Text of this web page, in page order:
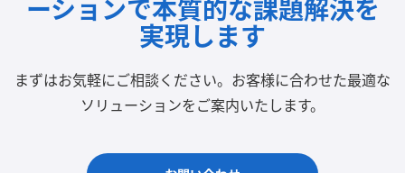
ーションで本質的な課題解決を
実現します
まずはお気軽にご相談ください。 お客様に合わせた最適な
ソリューションをご案内いたします。